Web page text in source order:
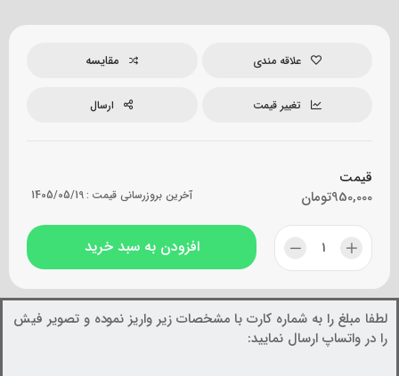
علاقه مندی مقایسه
تغییر قیمت ارسال
قیمت
تومان950,000 آخرین بروزرسانی قیمت :1405/05/19
افزودن به سبد خرید
لطفا مبلغ را به شماره کارت با مشخصات زیر واریز نموده و تصویر فیش
را در واتساپ ارسال نمایید: